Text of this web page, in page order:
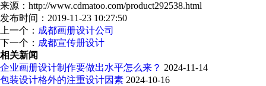
来源：http://www.cdmatoo.com/product292538.html
发布时间：2019-11-23 10:27:50
上一个： 成都画册设计公司
下一个： 成都宣传册设计
相关新闻
企业画册设计制作要做出水平怎么来？ 2024-11-14
包装设计格外的注重设计因素 2024-10-16